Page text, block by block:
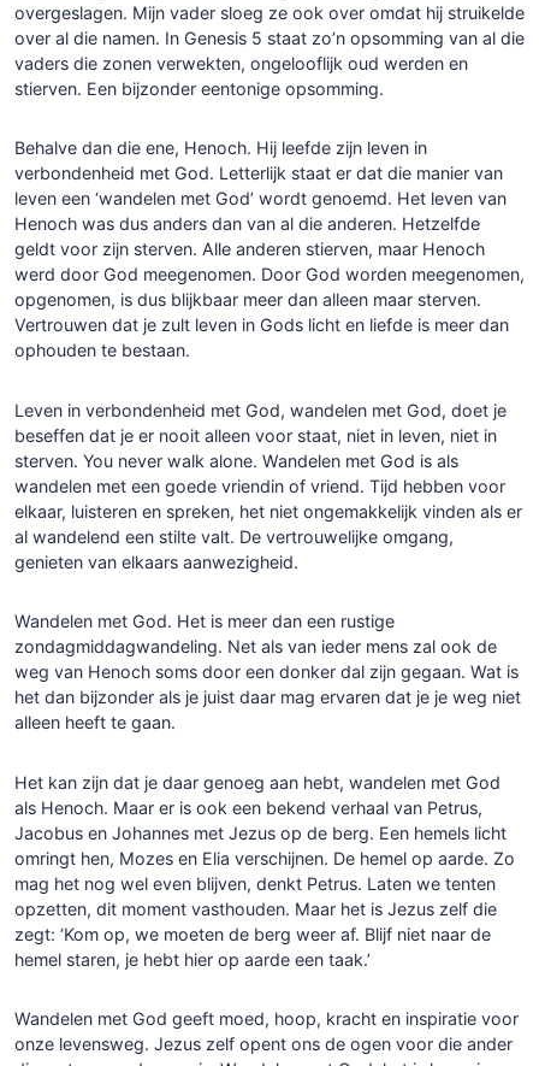
overgeslagen. Mijn vader sloeg ze ook over omdat hij struikelde
over al die namen. In Genesis 5 staat zo’n opsomming van al die
vaders die zonen verwekten, ongelooflijk oud werden en
stierven. Een bijzonder eentonige opsomming.
Behalve dan die ene, Henoch. Hij leefde zijn leven in
verbondenheid met God. Letterlijk staat er dat die manier van
leven een ‘wandelen met God’ wordt genoemd. Het leven van
Henoch was dus anders dan van al die anderen. Hetzelfde
geldt voor zijn sterven. Alle anderen stierven, maar Henoch
werd door God meegenomen. Door God worden meegenomen,
opgenomen, is dus blijkbaar meer dan alleen maar sterven.
Vertrouwen dat je zult leven in Gods licht en liefde is meer dan
ophouden te bestaan.
Leven in verbondenheid met God, wandelen met God, doet je
beseffen dat je er nooit alleen voor staat, niet in leven, niet in
sterven. You never walk alone. Wandelen met God is als
wandelen met een goede vriendin of vriend. Tijd hebben voor
elkaar, luisteren en spreken, het niet ongemakkelijk vinden als er
al wandelend een stilte valt. De vertrouwelijke omgang,
genieten van elkaars aanwezigheid.
Wandelen met God. Het is meer dan een rustige
zondagmiddagwandeling. Net als van ieder mens zal ook de
weg van Henoch soms door een donker dal zijn gegaan. Wat is
het dan bijzonder als je juist daar mag ervaren dat je je weg niet
alleen heeft te gaan.
Het kan zijn dat je daar genoeg aan hebt, wandelen met God
als Henoch. Maar er is ook een bekend verhaal van Petrus,
Jacobus en Johannes met Jezus op de berg. Een hemels licht
omringt hen, Mozes en Elia verschijnen. De hemel op aarde. Zo
mag het nog wel even blijven, denkt Petrus. Laten we tenten
opzetten, dit moment vasthouden. Maar het is Jezus zelf die
zegt: ‘Kom op, we moeten de berg weer af. Blijf niet naar de
hemel staren, je hebt hier op aarde een taak.’
Wandelen met God geeft moed, hoop, kracht en inspiratie voor
onze levensweg. Jezus zelf opent ons de ogen voor die ander